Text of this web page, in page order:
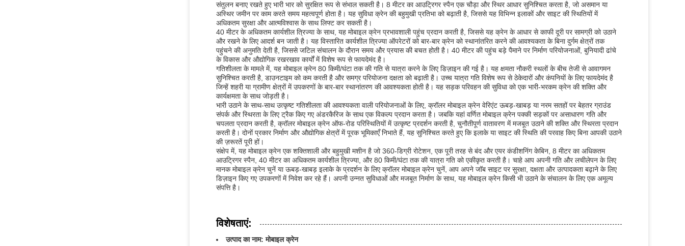
संतुलन बनाए रखते हुए भारी भार को सुरक्षित रूप से संभाल सकती है। 8 मीटर का आउट्रिगर स्पैन एक चौड़ा और स्थिर आधार सुनिश्चित करता है, जो असमान या
अस्थिर जमीन पर काम करते समय महत्वपूर्ण होता है। यह सुविधा क्रेन की बहुमुखी प्रतिभा को बढ़ाती है, जिससे यह विभिन्न इलाकों और साइट की स्थितियों में
अधिकतम सुरक्षा और आत्मविश्वास के साथ लिफ्ट कर सकती है।
40 मीटर के अधिकतम कार्यशील त्रिज्या के साथ, यह मोबाइल क्रेन प्रभावशाली पहुंच प्रदान करती है, जिससे यह क्रेन के आधार से काफी दूरी पर सामग्री को उठाने
और रखने के लिए आदर्श बन जाती है। यह विस्तारित कार्यशील त्रिज्या ऑपरेटरों को बार-बार क्रेन को स्थानांतरित करने की आवश्यकता के बिना दुर्गम क्षेत्रों तक
पहुंचने की अनुमति देती है, जिससे जटिल संचालन के दौरान समय और प्रयास की बचत होती है। 40 मीटर की पहुंच बड़े पैमाने पर निर्माण परियोजनाओं, बुनियादी ढांचे
के विकास और औद्योगिक रखरखाव कार्यों में विशेष रूप से फायदेमंद है।
गतिशीलता के मामले में, यह मोबाइल क्रेन 80 किमी/घंटा तक की गति से यात्रा करने के लिए डिज़ाइन की गई है। यह क्षमता नौकरी स्थलों के बीच तेजी से आवागमन
सुनिश्चित करती है, डाउनटाइम को कम करती है और समग्र परियोजना दक्षता को बढ़ाती है। उच्च यात्रा गति विशेष रूप से ठेकेदारों और कंपनियों के लिए फायदेमंद है
जिन्हें शहरी या ग्रामीण क्षेत्रों में उपकरणों के बार-बार स्थानांतरण की आवश्यकता होती है। यह सड़क परिवहन की सुविधा को एक भारी-भरकम क्रेन की शक्ति और
कार्यक्षमता के साथ जोड़ती है।
भारी उठाने के साथ-साथ उत्कृष्ट गतिशीलता की आवश्यकता वाली परियोजनाओं के लिए, क्रॉलर मोबाइल क्रेन वेरिएंट ऊबड़-खाबड़ या नरम सतहों पर बेहतर ग्राउंड
संपर्क और स्थिरता के लिए ट्रैक किए गए अंडरकैरिज के साथ एक विकल्प प्रदान करता है। जबकि यहां वर्णित मोबाइल क्रेन पक्की सड़कों पर असाधारण गति और
चपलता प्रदान करती है, क्रॉलर मोबाइल क्रेन ऑफ-रोड परिस्थितियों में उत्कृष्ट प्रदर्शन करती है, चुनौतीपूर्ण वातावरण में मजबूत उठाने की शक्ति और स्थिरता प्रदान
करती है। दोनों प्रकार निर्माण और औद्योगिक क्षेत्रों में पूरक भूमिकाएँ निभाते हैं, यह सुनिश्चित करते हुए कि इलाके या साइट की स्थिति की परवाह किए बिना आपकी उठाने
की ज़रूरतें पूरी हों।
संक्षेप में, यह मोबाइल क्रेन एक शक्तिशाली और बहुमुखी मशीन है जो 360-डिग्री रोटेशन, एक पूरी तरह से बंद और एयर कंडीशनिंग केबिन, 8 मीटर का अधिकतम
आउट्रिगर स्पैन, 40 मीटर का अधिकतम कार्यशील त्रिज्या, और 80 किमी/घंटा तक की यात्रा गति को एकीकृत करती है। चाहे आप अपनी गति और लचीलेपन के लिए
मानक मोबाइल क्रेन चुनें या ऊबड़-खाबड़ इलाके के प्रदर्शन के लिए क्रॉलर मोबाइल क्रेन चुनें, आप अपने जॉब साइट पर सुरक्षा, दक्षता और उत्पादकता बढ़ाने के लिए
डिज़ाइन किए गए उपकरणों में निवेश कर रहे हैं। अपनी उन्नत सुविधाओं और मजबूत निर्माण के साथ, यह मोबाइल क्रेन किसी भी उठाने के संचालन के लिए एक अमूल्य
संपत्ति है।
विशेषताएं:
उत्पाद का नाम: मोबाइल क्रेन